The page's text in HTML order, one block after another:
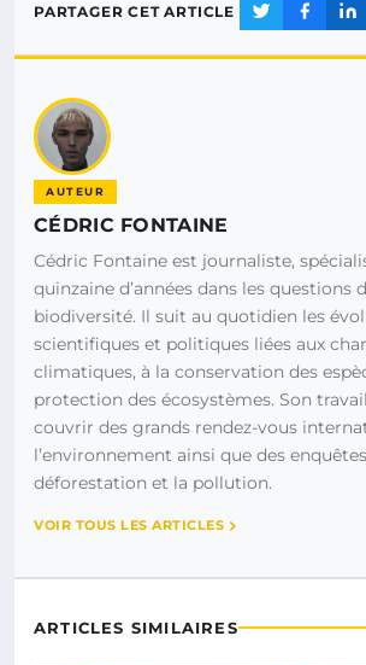
PARTAGER CET ARTICLE
AUTEUR
CÉDRIC FONTAINE
Cédric Fontaine est journaliste,
quinzaine d’années dans les questions
biodiversité. Il suit au quotidien les
scientifiques et politiques liées aux
climatiques, à la conservation des
protection des écosystèmes. Son
couvrir des grands rendez-vous
l’environnement ainsi que des
déforestation et la pollution.
VOIR TOUS LES ARTICLES
ARTICLES SIMILAIRES